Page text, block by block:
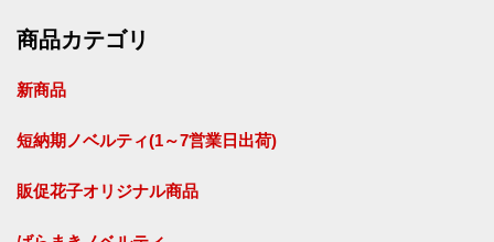
商品カテゴリ
新商品
短納期ノベルティ(1～7営業日出荷)
販促花子オリジナル商品